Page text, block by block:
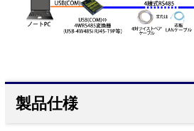
製品仕様